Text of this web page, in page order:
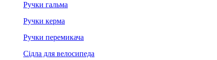
Ручки гальма
Ручки керма
Ручки перемикача
Сідла для велосипеда